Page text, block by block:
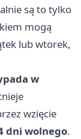
są to tylko
mogą
lub wtorek,
w
wzięcie
dni wolnego.